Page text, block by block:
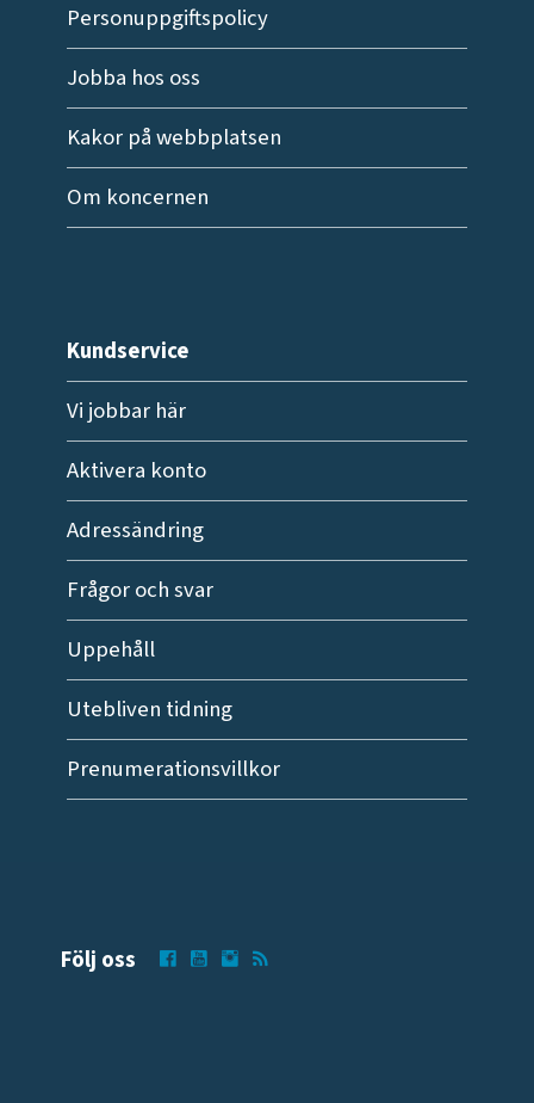
Personuppgiftspolicy
Jobba hos oss
Kakor på webbplatsen
Om koncernen
Kundservice
Vi jobbar här
Aktivera konto
Adressändring
Frågor och svar
Uppehåll
Utebliven tidning
Prenumerationsvillkor
Följ oss